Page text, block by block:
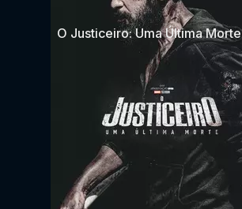
O Justiceiro: Uma Última Morte